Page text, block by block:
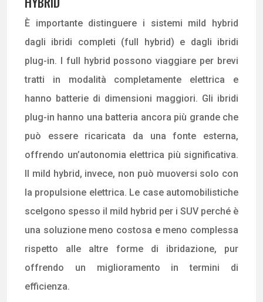
È importante distinguere i sistemi mild hybrid
dagli ibridi completi (full hybrid) e dagli ibridi
plug-in. I full hybrid possono viaggiare per brevi
tratti in modalità completamente elettrica e
hanno batterie di dimensioni maggiori. Gli ibridi
plug-in hanno una batteria ancora più grande che
può essere ricaricata da una fonte esterna,
offrendo un’autonomia elettrica più significativa.
Il mild hybrid, invece, non può muoversi solo con
la propulsione elettrica. Le case automobilistiche
scelgono spesso il mild hybrid per i SUV perché è
una soluzione meno costosa e meno complessa
rispetto alle altre forme di ibridazione, pur
offrendo un miglioramento in termini di
efficienza.